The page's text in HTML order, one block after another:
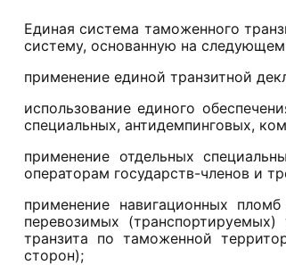
Единая система таможенного
систему, основанную на
применение единой транзитной
использование единого
специальных, антидемпинговых,
применение отдельных
операторам государств-членов и
применение навигационных
перевозимых
транзита по таможенной
сторон);